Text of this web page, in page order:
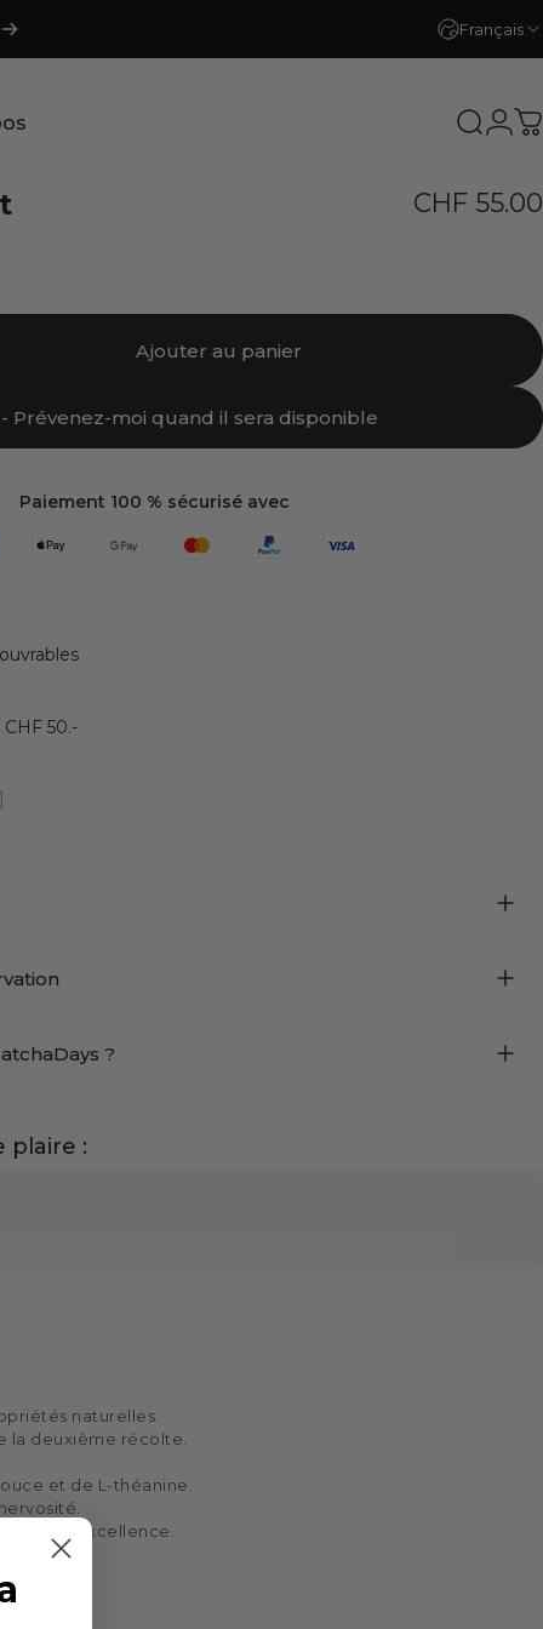
Français
CHF 55.00
Ajouter au panier
Prévenez-moi quand il sera disponible
Paiement 100 % sécurisé avec
50.-
?
plaire :
naturelles.
la deuxième récolte.
et de L-théanine.
et excellence.